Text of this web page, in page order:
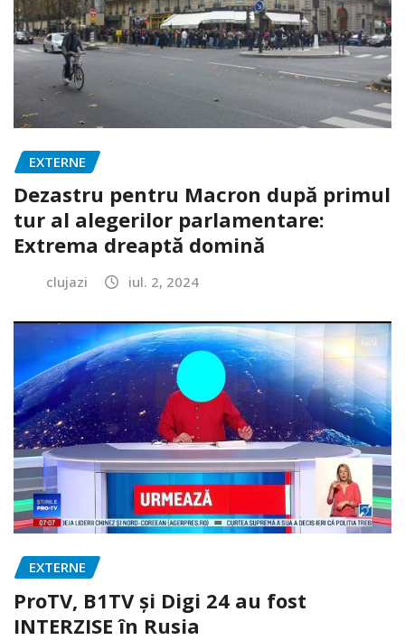
EXTERNE
Dezastru pentru Macron după primul
tur al alegerilor parlamentare:
Extrema dreaptă domină
clujazi iul. 2, 2024
EXTERNE
ProTV, B1TV și Digi 24 au fost
INTERZISE în Rusia